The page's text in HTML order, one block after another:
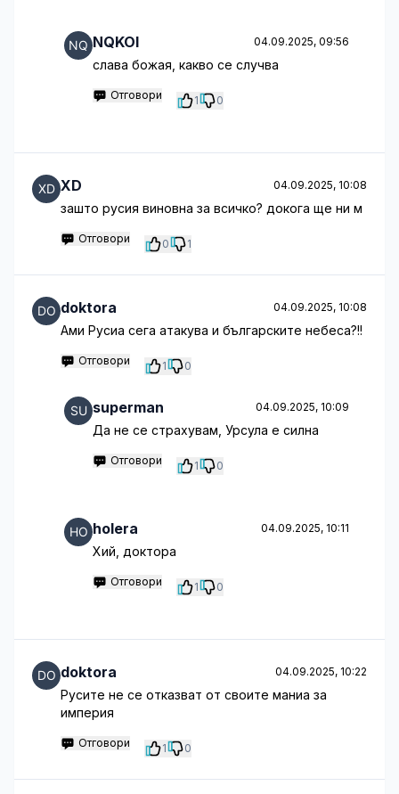
NQKOI 04.09.2025, 09:56
слава божая, какво се случва
Отговори 1 0
XD 04.09.2025, 10:08
зашто русия виновна за всичко? докога ще ни м
Отговори 0 1
doktora 04.09.2025, 10:08
Ами Русиа сега атакува и българските небеса?!!
Отговори 1 0
superman 04.09.2025, 10:09
Да не се страхувам, Урсула е силна
Отговори 1 0
holera 04.09.2025, 10:11
Хий, доктора
Отговори 1 0
doktora 04.09.2025, 10:22
Русите не се отказват от своите маниа за
империя
Отговори 1 0